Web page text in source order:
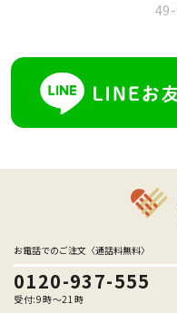
お電話でのご注文〈通話料無料〉
0120-937-555
受付:9時〜21時